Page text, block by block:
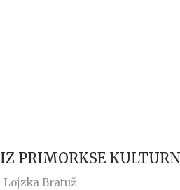
IZ PRIMORKSE
Lojzka Bratuž